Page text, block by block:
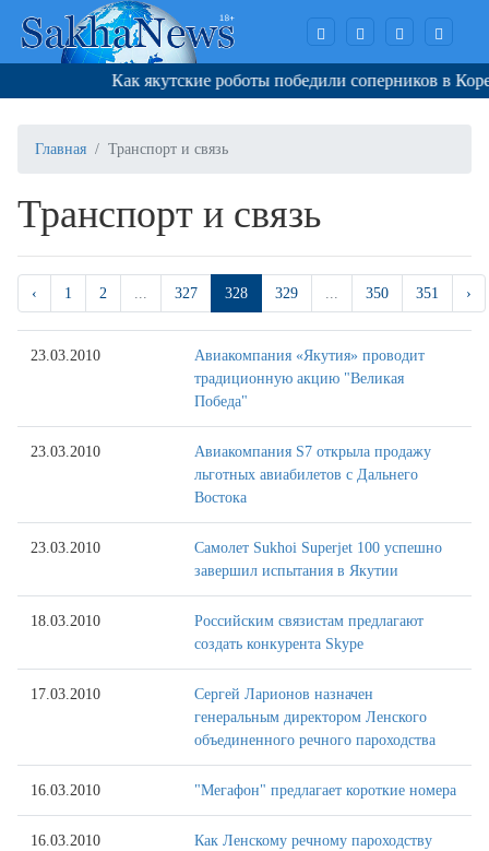
Как якутские роботы победили соперников в Корее
Главная Транспорт и связь
Транспорт и связь
‹ 1 2 ... 327 328 329 ... 350 351 ›
23.03.2010
Авиакомпания «Якутия» проводит
традиционную акцию "Великая
Победа"
23.03.2010
Авиакомпания S7 открыла продажу
льготных авиабилетов с Дальнего
Востока
23.03.2010
Самолет Sukhoi Superjet 100 успешно
завершил испытания в Якутии
18.03.2010
Российским связистам предлагают
создать конкурента Skype
17.03.2010
Сергей Ларионов назначен
генеральным директором Ленского
объединенного речного пароходства
16.03.2010 "Мегафон" предлагает короткие номера
16.03.2010
Как Ленскому речному пароходству